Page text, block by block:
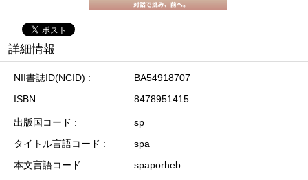
詳細情報
NII書誌ID(NCID)
BA54918707
ISBN
8478951415
出版国コード
sp
タイトル言語コード
spa
本文言語コード
spaporheb